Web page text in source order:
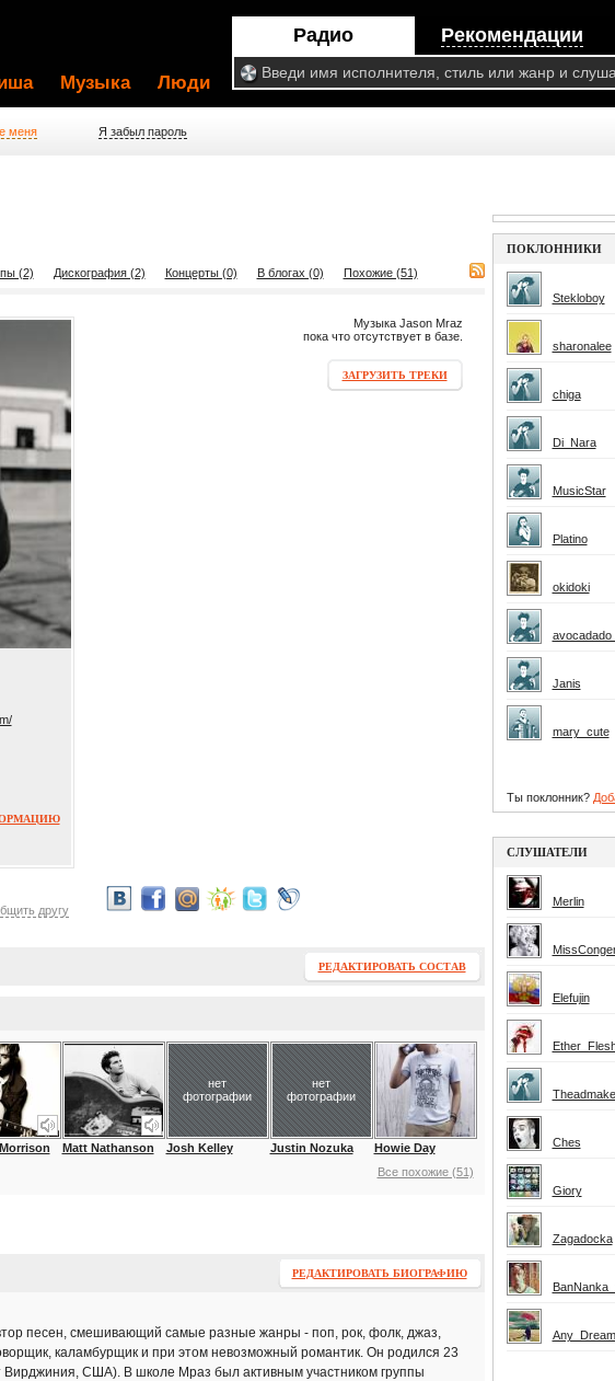
Радио Рекомендации
Музыка Люди
меня Я забыл пароль
(2) Дискография (2) Концерты (0) В блогах (0) Похожие (51)
Музыка Jason Mraz
пока что отсутствует в базе.
ЗАГРУЗИТЬ ТРЕКИ
другу
РЕДАКТИРОВАТЬ СОСТАВ
Matt Nathanson
нет
фотографии
Josh Kelley
нет
фотографии
Justin Nozuka
Howie Day
Все похожие (51)
РЕДАКТИРОВАТЬ БИОГРАФИЮ
песен, смешивающий самые разные жанры - поп, рок, фолк, джаз,
каламбурщик и при этом невозможный романтик. Он родился 23
США). В школе Мраз был активным участником группы
ПОКЛОННИКИ
Stekloboy
sharonalee
chiga
Di_Nara
MusicStar
Platino
okidoki
Janis
mary_cute
Ты поклонник?
СЛУШАТЕЛИ
Merlin
Elefujin
Ches
Giory
Zagadocka
Any_Dream